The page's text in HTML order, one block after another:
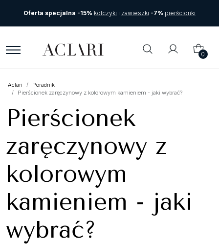
Oferta specjalna -15% kolczyki i zawieszki -7% pierścionki
0
Aclari
Poradnik
Pierścionek zaręczynowy z kolorowym kamieniem - jaki wybrać?
Pierścionek
zaręczynowy z
kolorowym
kamieniem - jaki
wybrać?